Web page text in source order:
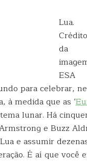
Lua.
Crédito
da
ESA
para celebrar,
à medida que as ‘
lunar. Há
e Buzz
e assumir
É aí que você